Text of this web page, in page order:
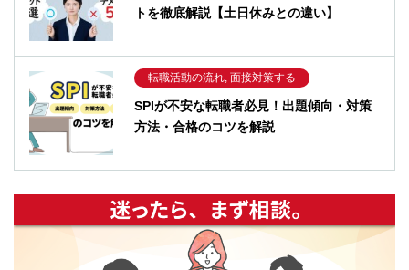
トを徹底解説【土日休みとの違い】
転職活動の流れ, 面接対策する
SPIが不安な転職者必見！出題傾向・対策
方法・合格のコツを解説